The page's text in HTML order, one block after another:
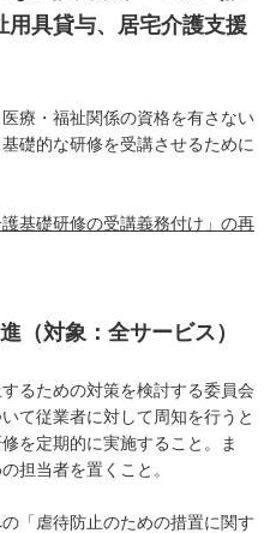
用具貸与、居宅介護支援
療・福祉関係の資格を有さない
礎的な研修を受講させるために
基礎研修の受講義務付け」の再
（対象：全サービス）
るための対策を検討する委員会
て従業者に対して周知を行うと
を定期的に実施すること。ま
担当者を置くこと。
「虐待防止のための措置に関す